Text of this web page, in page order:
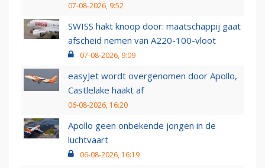
07-08-2026, 9:52
SWISS hakt knoop door: maatschappij gaat
afscheid nemen van A220-100-vloot
07-08-2026, 9:09
easyJet wordt overgenomen door Apollo,
Castlelake haakt af
06-08-2026, 16:20
Apollo geen onbekende jongen in de
luchtvaart
06-08-2026, 16:19